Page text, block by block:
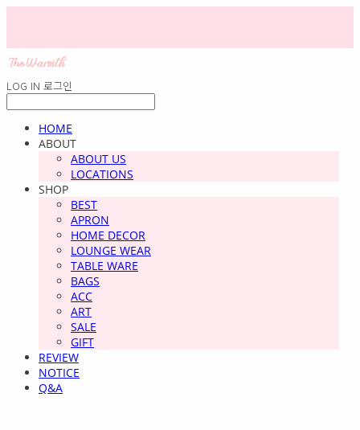
LOG IN 로그인
HOME
ABOUT
ABOUT US
LOCATIONS
SHOP
BEST
APRON
HOME DECOR
LOUNGE WEAR
TABLE WARE
BAGS
ACC
ART
SALE
GIFT
REVIEW
NOTICE
Q&A